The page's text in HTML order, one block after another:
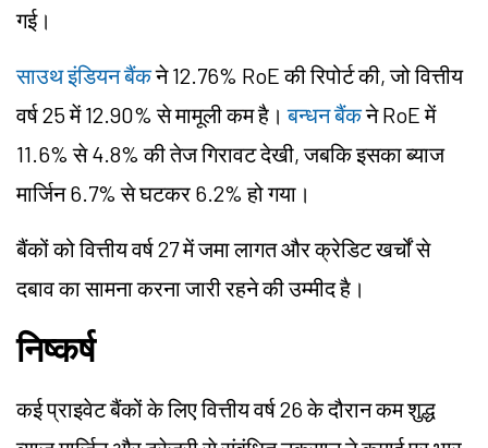
गई।
साउथ इंडियन बैंकने 12.76% RoE की रिपोर्ट की, जो वित्तीय
वर्ष 25 में 12.90% से मामूली कम है।बन्धन बैंकने RoE में
11.6% से 4.8% की तेज गिरावट देखी, जबकि इसका ब्याज
मार्जिन 6.7% से घटकर 6.2% हो गया।
बैंकों को वित्तीय वर्ष 27 में जमा लागत और क्रेडिट खर्चों से
दबाव का सामना करना जारी रहने की उम्मीद है।
निष्कर्ष
कई प्राइवेट बैंकों के लिए वित्तीय वर्ष 26 के दौरान कम शुद्ध